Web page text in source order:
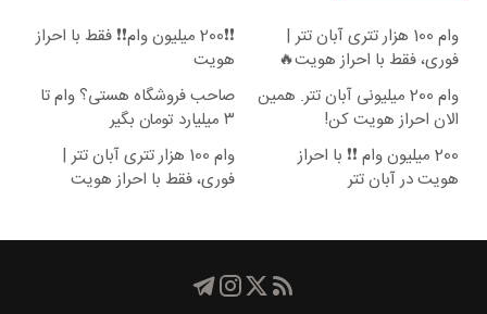
وام 100 هزار تتری آبان تتر |
فوری، فقط با احراز هویت🔥
❗❗200 میلیون وام❗❗ فقط با احراز
هویت
وام 200 میلیونی آبان تتر. همین
الان احراز هویت کن!
صاحب فروشگاه هستی؟ وام تا
۳ میلیارد تومان بگیر
200 میلیون وام ❗❗ با احراز
هویت در آبان تتر
وام 100 هزار تتری آبان تتر |
فوری، فقط با احراز هویت